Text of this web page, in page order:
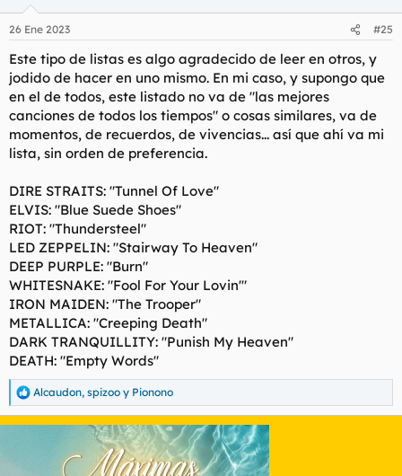
e
:
26 Ene 2023 #25
Este tipo de listas es algo agradecido de leer en otros, y
jodido de hacer en uno mismo. En mi caso, y supongo que
en el de todos, este listado no va de "las mejores
canciones de todos los tiempos" o cosas similares, va de
momentos, de recuerdos, de vivencias... así que ahí va mi
lista, sin orden de preferencia.
DIRE STRAITS: "Tunnel Of Love"
ELVIS: "Blue Suede Shoes"
RIOT: "Thundersteel"
LED ZEPPELIN: "Stairway To Heaven"
DEEP PURPLE: "Burn"
WHITESNAKE: "Fool For Your Lovin'"
IRON MAIDEN: "The Trooper"
METALLICA: "Creeping Death"
DARK TRANQUILLITY: "Punish My Heaven"
DEATH: "Empty Words"
R
e
a
Alcaudon, spizoo y Pionono